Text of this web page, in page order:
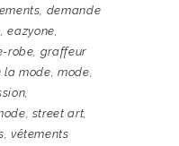
demande
,eazyone
robe graffeur
la mode ,mode
street art
vêtements